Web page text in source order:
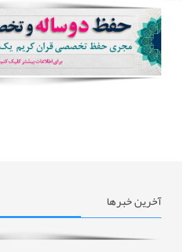
آخرین خبرها